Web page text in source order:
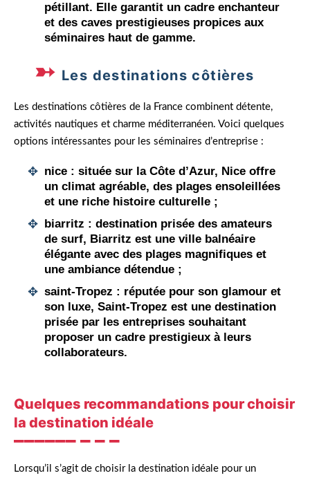
pétillant. Elle garantit un cadre enchanteur
et des caves prestigieuses propices aux
séminaires haut de gamme.
Les destinations côtières
Les destinations côtières de la France combinent détente,
activités nautiques et charme méditerranéen. Voici quelques
options intéressantes pour les séminaires d’entreprise :
nice : située sur la Côte d’Azur, Nice offre
un climat agréable, des plages ensoleillées
et une riche histoire culturelle ;
biarritz : destination prisée des amateurs
de surf, Biarritz est une ville balnéaire
élégante avec des plages magnifiques et
une ambiance détendue ;
saint-Tropez : réputée pour son glamour et
son luxe, Saint-Tropez est une destination
prisée par les entreprises souhaitant
proposer un cadre prestigieux à leurs
collaborateurs.
Quelques recommandations pour choisir
la destination idéale
Lorsqu’il s’agit de choisir la destination idéale pour un